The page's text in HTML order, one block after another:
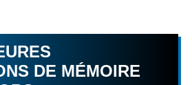
DE MÉMOIRE